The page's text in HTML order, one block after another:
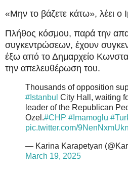
«Μην το βάζετε κάτω», λέει ο
Πλήθος κόσμου, παρά την
συγκεντρώσεων, έχουν
έξω από το Δημαρχείο
την απελευθέρωση του.
Thousands of opposition
#Istanbul City Hall, waiting
leader of the Republican
Ozel.#CHP #Imamoglu
pic.twitter.com/9NenNxmUkn
— Karina Karapetyan
March 19, 2025